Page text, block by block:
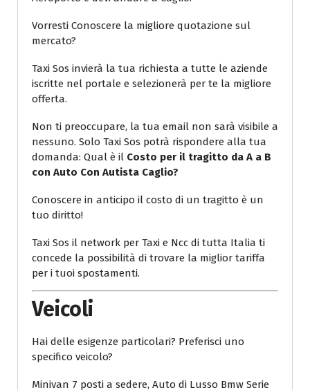
Vorresti Conoscere la migliore quotazione sul
mercato?
Taxi Sos invierà la tua richiesta a tutte le aziende
iscritte nel portale e selezionerà per te la migliore
offerta.
Non ti preoccupare, la tua email non sarà visibile a
nessuno. Solo Taxi Sos potrà rispondere alla tua
domanda: Qual è il Costo per il tragitto da A a B
con Auto Con Autista Caglio?
Conoscere in anticipo il costo di un tragitto è un
tuo diritto!
Taxi Sos il network per Taxi e Ncc di tutta Italia ti
concede la possibilità di trovare la miglior tariffa
per i tuoi spostamenti.
Veicoli
Hai delle esigenze particolari? Preferisci uno
specifico veicolo?
Minivan 7 posti a sedere, Auto di Lusso Bmw Serie